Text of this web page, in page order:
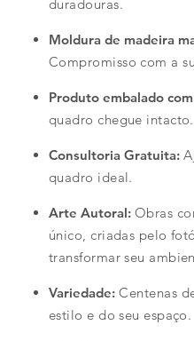
duradouras.
Moldura de madeira
Compromisso com a
Produto embalado
quadro chegue intacto.
Consultoria Gratuita:
quadro ideal.
Arte Autoral: Obras
único, criadas pelo
transformar seu
Variedade: Centenas
estilo e do seu espaço.